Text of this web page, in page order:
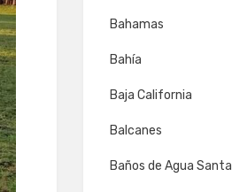
Bahamas
Bahía
Baja California
Balcanes
Baños de Agua Santa